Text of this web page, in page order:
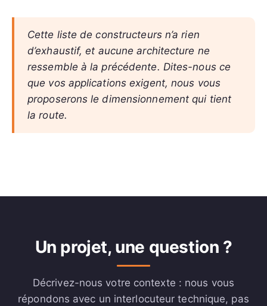
Cette liste de constructeurs n’a rien
d’exhaustif, et aucune architecture ne
ressemble à la précédente. Dites-nous ce
que vos applications exigent, nous vous
proposerons le dimensionnement qui tient
la route.
Un projet, une question ?
Décrivez-nous votre contexte : nous vous
répondons avec un interlocuteur technique, pas